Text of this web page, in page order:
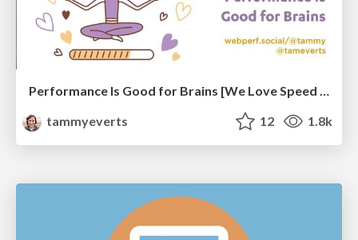
Performance Is Good for Brains [We Love Speed 2024]
tammyeverts
12 1.8k